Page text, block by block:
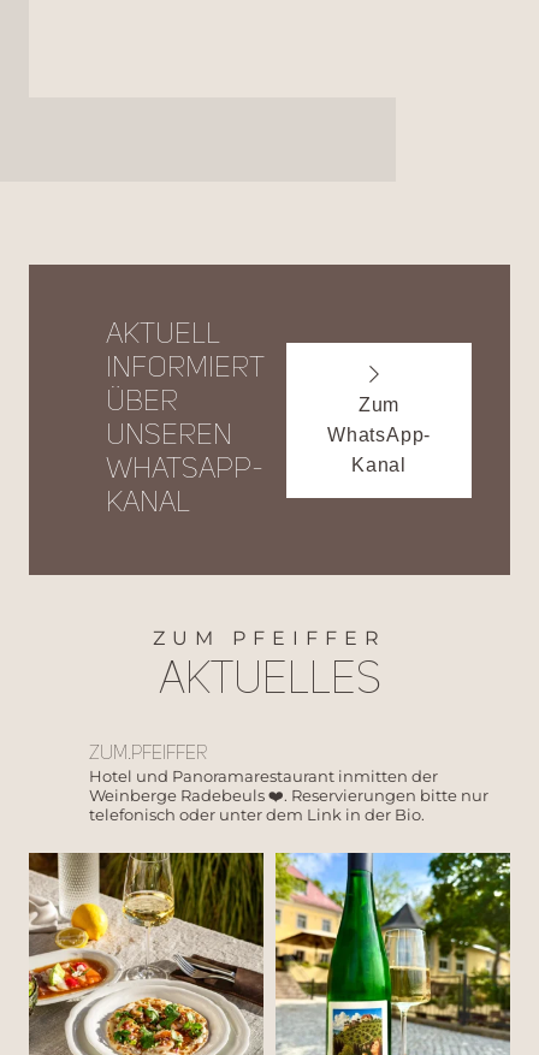
Aktuell
informiert
über
unseren
WhatsApp-
Kanal
Zum
WhatsApp-
Kanal
ZUM PFEIFFER
Aktuelles
zum.pfeiffer
Hotel und Panoramarestaurant inmitten der
Weinberge Radebeuls ❤️. Reservierungen bitte nur
telefonisch oder unter dem Link in der Bio.